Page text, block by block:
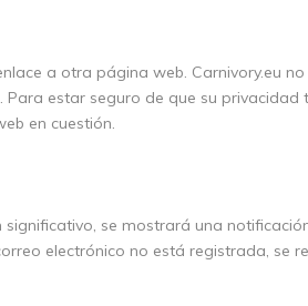
a otra página web. Carnivory.eu no
estar seguro de que su privacidad
en cuestión.
se mostrará una
electrónico no está registrada, se